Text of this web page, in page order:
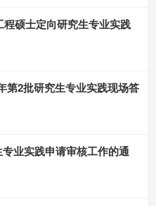
硕士定向研究生专业实践
第2批研究生专业实践现场答
业实践申请审核工作的通